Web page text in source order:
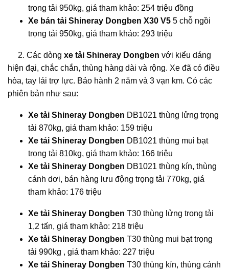
trọng tải 950kg, giá tham khảo: 254 triệu đồng
Xe bán tải Shineray Dongben X30 V5 5 chỗ ngồi
trọng tải 950kg, giá tham khảo: 293 triệu
2. Các dòng xe tải Shineray Dongben với kiểu dáng
hiện đại, chắc chắn, thùng hàng dài và rộng. Xe đã có điều
hòa, tay lái trợ lực. Bảo hành 2 năm và 3 vạn km. Có các
phiên bản như sau:
Xe tải Shineray Dongben DB1021 thùng lửng trọng
tải 870kg, giá tham khảo: 159 triệu
Xe tải Shineray Dongben DB1021 thùng mui bạt
trọng tải 810kg, giá tham khảo: 166 triệu
Xe tải Shineray Dongben DB1021 thùng kín, thùng
cánh dơi, bán hàng lưu động trọng tải 770kg, giá
tham khảo: 176 triệu
Xe tải Shineray Dongben T30 thùng lửng trọng tải
1,2 tấn, giá tham khảo: 218 triệu
Xe tải Shineray Dongben T30 thùng mui bạt trọng
tải 990kg , giá tham khảo: 227 triệu
Xe tải Shineray Dongben T30 thùng kín, thùng cánh